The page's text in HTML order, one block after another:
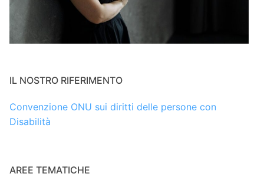
IL NOSTRO RIFERIMENTO
Convenzione ONU sui diritti delle persone con
Disabilità
AREE TEMATICHE